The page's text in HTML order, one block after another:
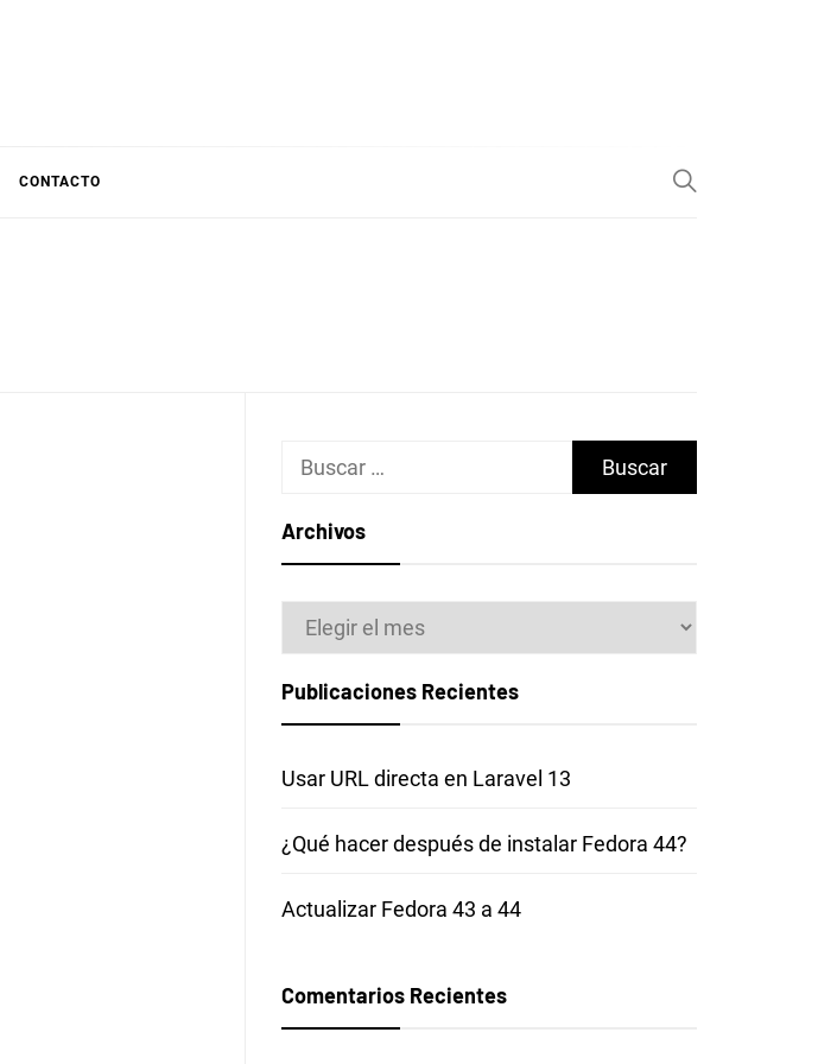
CONTACTO
Buscar:
Archivos
Archivos
Publicaciones Recientes
Usar URL directa en Laravel 13
¿Qué hacer después de instalar Fedora 44?
Actualizar Fedora 43 a 44
Comentarios Recientes